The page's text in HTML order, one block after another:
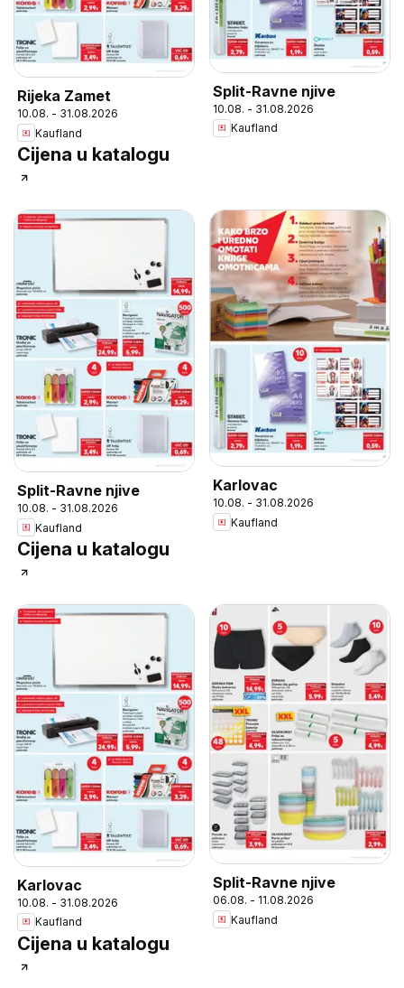
Rijeka Zamet
10.08. - 31.08.2026
Kaufland
Cijena u katalogu
Split-Ravne njive
10.08. - 31.08.2026
Kaufland
Split-Ravne njive
10.08. - 31.08.2026
Kaufland
Cijena u katalogu
Karlovac
10.08. - 31.08.2026
Kaufland
Karlovac
10.08. - 31.08.2026
Kaufland
Cijena u katalogu
Split-Ravne njive
06.08. - 11.08.2026
Kaufland